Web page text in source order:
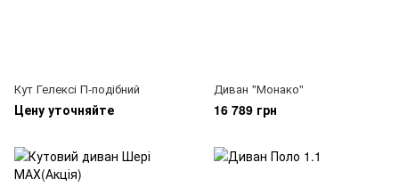
Кут Гелексі П-подібний
Цену уточняйте
Диван "Монако"
16 789 грн